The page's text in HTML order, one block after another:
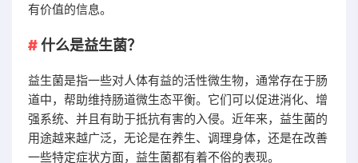
有价值的信息。
什么是益生菌？
益生菌是指一些对人体有益的活性微生物，通常存在于肠
道中，帮助维持肠道微生态平衡。它们可以促进消化、增
强系统、并且有助于抵抗有害的入侵。近年来，益生菌的
用途越来越广泛，无论是在养生、调理身体，还是在改善
一些特定症状方面，益生菌都有着不俗的表现。